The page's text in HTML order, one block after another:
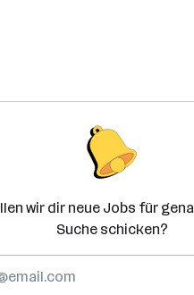
wir dir neue Jobs für
Suche schicken?